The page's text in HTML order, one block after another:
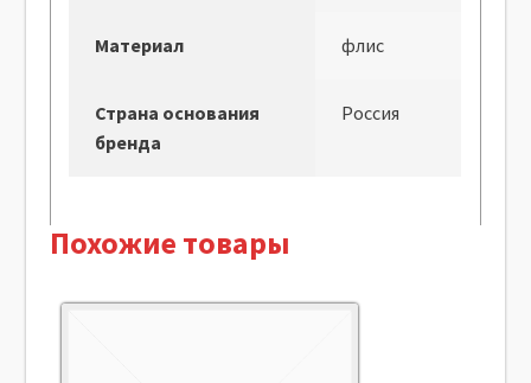
Материал флис
Страна основания
бренда
Россия
Похожие товары